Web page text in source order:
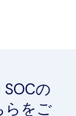
の
らをご